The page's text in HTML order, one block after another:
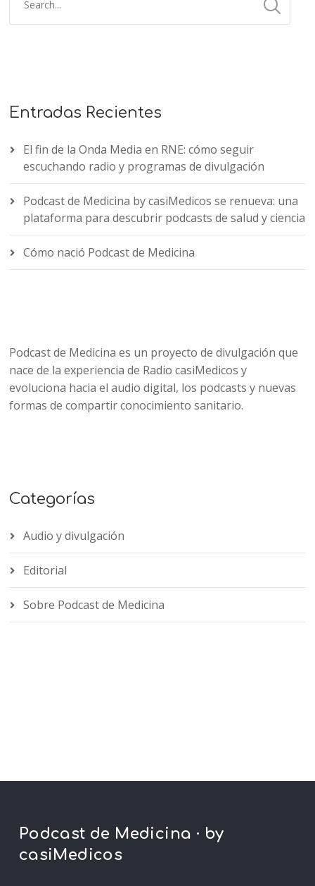
Entradas Recientes
El fin de la Onda Media en RNE: cómo seguir
escuchando radio y programas de divulgación
Podcast de Medicina by casiMedicos se renueva: una
plataforma para descubrir podcasts de salud y ciencia
Cómo nació Podcast de Medicina
Podcast de Medicina es un proyecto de divulgación que
nace de la experiencia de Radio casiMedicos y
evoluciona hacia el audio digital, los podcasts y nuevas
formas de compartir conocimiento sanitario.
Categorías
Audio y divulgación
Editorial
Sobre Podcast de Medicina
Podcast de Medicina · by
casiMedicos